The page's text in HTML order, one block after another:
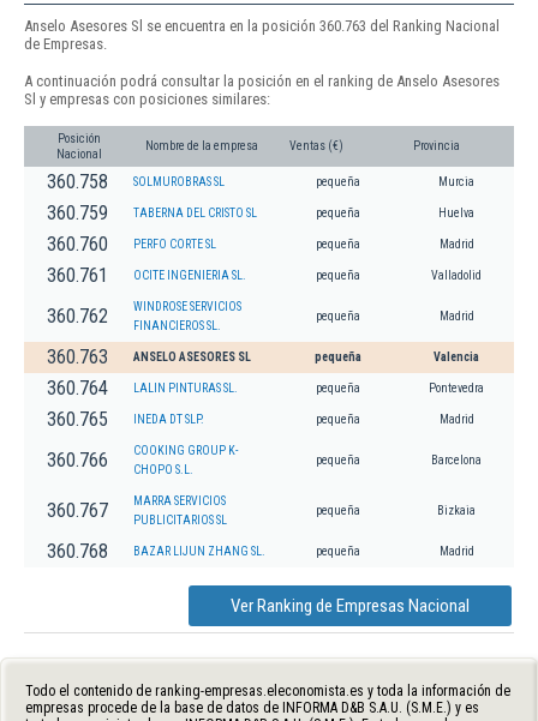
Anselo Asesores Sl se encuentra en la posición 360.763 del Ranking Nacional
de Empresas.
A continuación podrá consultar la posición en el ranking de Anselo Asesores
Sl y empresas con posiciones similares:
Posición
Nacional
Nombre de la empresa Ventas (€) Provincia
360.758 SOLMUROBRAS SL pequeña Murcia
360.759 TABERNA DEL CRISTO SL pequeña Huelva
360.760 PERFO CORTE SL pequeña Madrid
360.761 OCITE INGENIERIA SL. pequeña Valladolid
360.762
WINDROSE SERVICIOS
FINANCIEROS SL.
pequeña Madrid
360.763 ANSELO ASESORES SL pequeña Valencia
360.764 LALIN PINTURAS SL. pequeña Pontevedra
360.765 INEDA DT SLP. pequeña Madrid
360.766
COOKING GROUP K-
CHOPO S.L.
pequeña Barcelona
360.767
MARRA SERVICIOS
PUBLICITARIOS SL
pequeña Bizkaia
360.768 BAZAR LIJUN ZHANG SL. pequeña Madrid
Ver Ranking de Empresas Nacional
Todo el contenido de ranking-empresas.eleconomista.es y toda la información de
empresas procede de la base de datos de INFORMA D&B S.A.U. (S.M.E.) y es